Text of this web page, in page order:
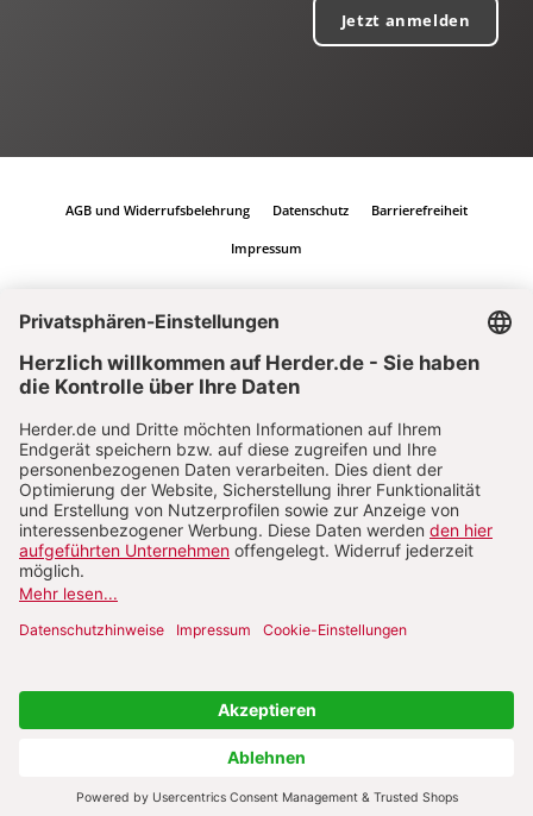
Jetzt anmelden
AGB und Widerrufsbelehrung Datenschutz Barrierefreiheit
Impressum
Vertrag widerrufen